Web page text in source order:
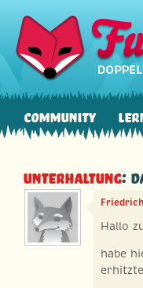
Community
Unterhaltung:
Friedrich
Hallo
habe